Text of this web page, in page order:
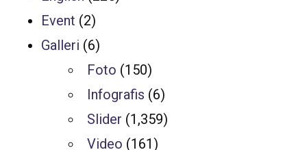
Event (2)
Galleri (6)
Foto (150)
Infografis (6)
Slider (1,359)
Video (161)